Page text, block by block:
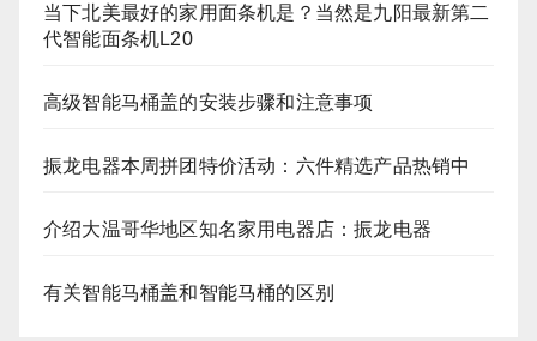
当下北美最好的家用面条机是？当然是九阳最新第二
代智能面条机L20
高级智能马桶盖的安装步骤和注意事项
振龙电器本周拼团特价活动：六件精选产品热销中
介绍大温哥华地区知名家用电器店：振龙电器
有关智能马桶盖和智能马桶的区别